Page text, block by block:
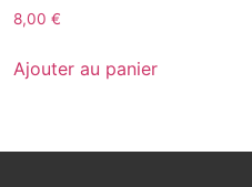
8,00 €
Ajouter au panier